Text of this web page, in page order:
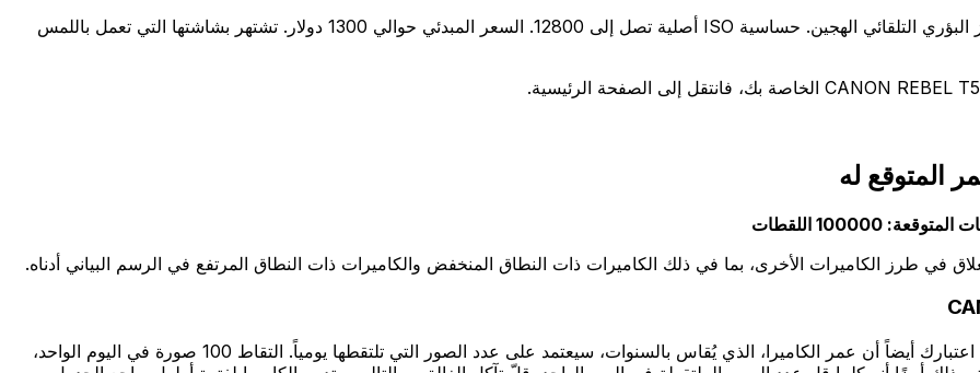
كاميرا SLR رقمية مزودة بشاشة تعمل باللمس قابلة للقلب والتركيز البؤري التلقائي الهجين. حساسية ISO أصلية تصل إلى 12800. السعر المبدئي حوالي 1300 دولار. تشتهر بشاشتها التي تعمل باللمس
في طرز الكاميرات الأخرى، بما في ذلك الكاميرات ذات النطاق المنخفض والكاميرات ذات النطاق المرتفع في الرسم البياني أدناه.
يجب أن تدوم هذه الكاميرا بمتوسط 100000 اللقطات. لكن ضع في اعتبارك أيضاً أن عمر الكاميرا، الذي يُقاس بالسنوات، سيعتمد على عدد الصور التي تلتقطها يومياً. التقاط 100 صورة في اليوم الواحد،